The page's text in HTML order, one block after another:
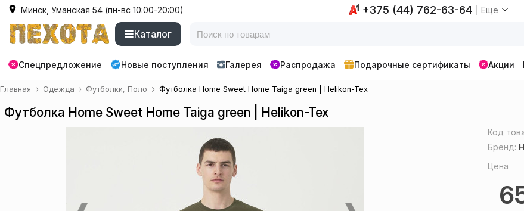
Минск, Уманская 54 (пн-вс 10:00-20:00) +375 (44) 762-63-64 Еще
Каталог
Спецпредложение Новые поступления Галерея Распродажа Подарочные сертификаты Акции
Главная Одежда Футболки, Поло Футболка Home Sweet Home Taiga green | Helikon-Tex
Футболка Home Sweet Home Taiga green | Helikon-Tex
Код
Бренд:
Цена